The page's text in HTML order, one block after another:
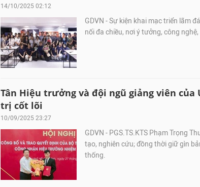
14/10/2025 02:12
GDVN - Sự kiện khai mạc triển lãm
nối đa chiều, nơi ý tưởng, công
Tân Hiệu trưởng và đội ngũ giảng viên của
trị cốt lõi
10/09/2025 23:27
GDVN - PGS.TS.KTS Phạm Trọng
tạo, nghiên cứu; đồng thời giữ gìn
thống.